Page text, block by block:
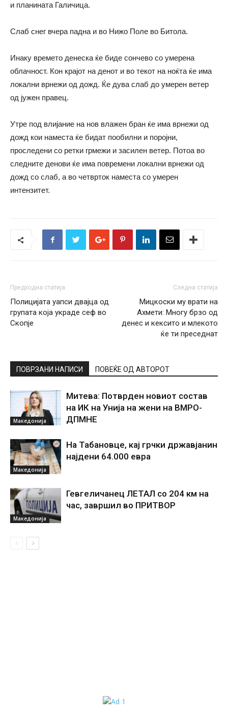
и планината Галичица.
Слаб снег вчера падна и во Нижо Поле во Битола.
Инаку времето денеска ќе биде сончево со умерена
облачност. Кон крајот на денот и во текот на ноќта ќе има
локални врнежи од дожд. Ќе дува слаб до умерен ветер
од јужен правец.
Утре под влијание на нов влажен бран ќе има врнежи од
дожд кои наместа ќе бидат пообилни и поројни,
проследени со ретки грмежи и засилен ветер. Потоа во
следните денови ќе има повремени локални врнежи од
дожд со слаб, а во четврток наместа со умерен
интензитет.
Предходна статија
Полицијата уапси двајца од
групата која украде сеф во
Скопје
Следна статија
Мицкоски му врати на
Ахмети: Многу брзо од
денес и кексито и млекото
ќе ти преседнат
ПОВРЗАНИ НАПИСИ ПОВЕЌЕ ОД АВТОРОТ
Македонија
Митева: Потврден новиот состав
на ИК на Унија на жени на ВМРО-
ДПМНЕ
Македонија
На Табановце, кај грчки државјанин
најдени 64.000 евра
Македонија
Гевгеличанец ЛЕТАЛ со 204 км на
час, завршил во ПРИТВОР